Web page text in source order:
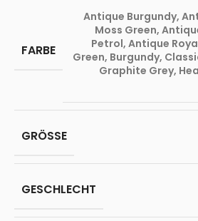
FARBE
Antique Burgundy,
Moss Green,
Petrol, Antique
Green, Burgundy,
Graphite Grey,
GRÖSSE
GESCHLECHT